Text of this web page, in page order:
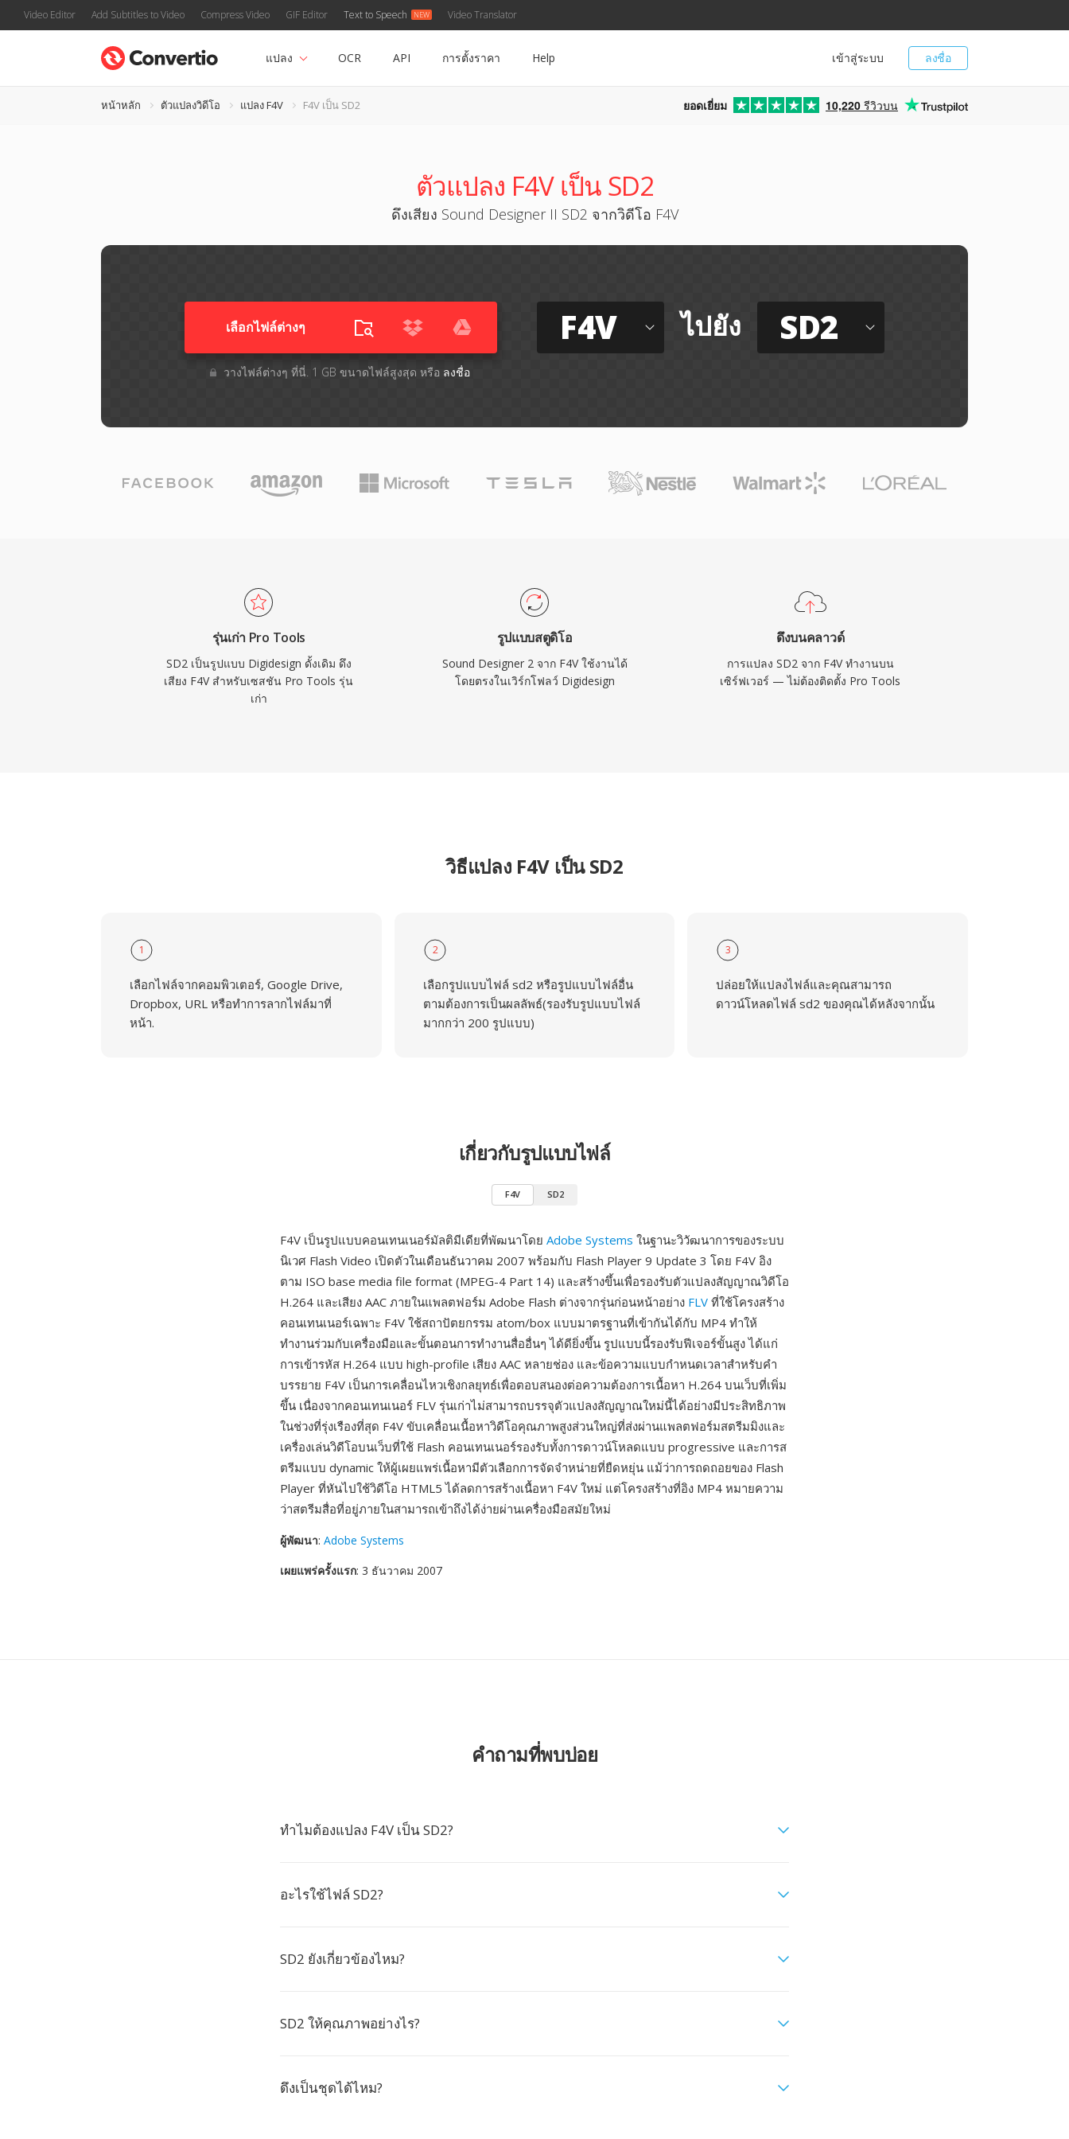
Video Editor Add Subtitles to Video Compress Video GIF Editor Text to Speech Video Translator
ลงชื่อ
เข้าสู่ระบบ
แปลง OCR API การตั้งราคา Help
หน้าหลัก ตัวแปลงวิดีโอ แปลง F4V F4V เป็น SD2 ยอดเยี่ยม 10,220 รีวิวบน
ตัวแปลง F4V เป็น SD2
ดึงเสียง Sound Designer II SD2 จากวิดีโอ F4V
เลือกไฟล์ต่างๆ​
วางไฟล์ต่างๆ​ ที่นี่. 1 GB ขนาดไฟล์สูงสุด หรือ ลงชื่อ
F4V ไปยัง SD2
รุ่นเก่า Pro Tools
SD2 เป็นรูปแบบ Digidesign ดั้งเดิม ดึง
เสียง F4V สำหรับเซสชัน Pro Tools รุ่น
เก่า
รูปแบบสตูดิโอ
Sound Designer 2 จาก F4V ใช้งานได้
โดยตรงในเวิร์กโฟลว์ Digidesign
ดึงบนคลาวด์
การแปลง SD2 จาก F4V ทำงานบน
เซิร์ฟเวอร์ — ไม่ต้องติดตั้ง Pro Tools
วิธีแปลง F4V เป็น SD2
1
เลือกไฟล์จากคอมพิวเตอร์, Google Drive,
Dropbox, URL หรือทำการลากไฟล์มาที่
หน้า.
2
เลือกรูปแบบไฟล์ sd2 หรือรูปแบบไฟล์อื่น
ตามต้องการเป็นผลลัพธ์(รองรับรูปแบบไฟล์
มากกว่า 200 รูปแบบ)
3
ปล่อยให้แปลงไฟล์และคุณสามารถ
ดาวน์โหลดไฟล์ sd2 ของคุณได้หลังจากนั้น
เกี่ยวกับรูปแบบไฟล์
F4V SD2
F4V เป็นรูปแบบคอนเทนเนอร์มัลติมีเดียที่พัฒนาโดย Adobe Systems ในฐานะวิวัฒนาการของระบบ
นิเวศ Flash Video เปิดตัวในเดือนธันวาคม 2007 พร้อมกับ Flash Player 9 Update 3 โดย F4V อิง
ตาม ISO base media file format (MPEG-4 Part 14) และสร้างขึ้นเพื่อรองรับตัวแปลงสัญญาณวิดีโอ
H.264 และเสียง AAC ภายในแพลตฟอร์ม Adobe Flash ต่างจากรุ่นก่อนหน้าอย่าง FLV ที่ใช้โครงสร้าง
คอนเทนเนอร์เฉพาะ F4V ใช้สถาปัตยกรรม atom/box แบบมาตรฐานที่เข้ากันได้กับ MP4 ทำให้
ทำงานร่วมกับเครื่องมือและขั้นตอนการทำงานสื่ออื่นๆ ได้ดียิ่งขึ้น รูปแบบนี้รองรับฟีเจอร์ขั้นสูง ได้แก่
การเข้ารหัส H.264 แบบ high-profile เสียง AAC หลายช่อง และข้อความแบบกำหนดเวลาสำหรับคำ
บรรยาย F4V เป็นการเคลื่อนไหวเชิงกลยุทธ์เพื่อตอบสนองต่อความต้องการเนื้อหา H.264 บนเว็บที่เพิ่ม
ขึ้น เนื่องจากคอนเทนเนอร์ FLV รุ่นเก่าไม่สามารถบรรจุตัวแปลงสัญญาณใหม่นี้ได้อย่างมีประสิทธิภาพ
ในช่วงที่รุ่งเรืองที่สุด F4V ขับเคลื่อนเนื้อหาวิดีโอคุณภาพสูงส่วนใหญ่ที่ส่งผ่านแพลตฟอร์มสตรีมมิงและ
เครื่องเล่นวิดีโอบนเว็บที่ใช้ Flash คอนเทนเนอร์รองรับทั้งการดาวน์โหลดแบบ progressive และการส
ตรีมแบบ dynamic ให้ผู้เผยแพร่เนื้อหามีตัวเลือกการจัดจำหน่ายที่ยืดหยุ่น แม้ว่าการถดถอยของ Flash
Player ที่หันไปใช้วิดีโอ HTML5 ได้ลดการสร้างเนื้อหา F4V ใหม่ แต่โครงสร้างที่อิง MP4 หมายความ
ว่าสตรีมสื่อที่อยู่ภายในสามารถเข้าถึงได้ง่ายผ่านเครื่องมือสมัยใหม่
ผู้พัฒนา: Adobe Systems
เผยแพร่ครั้งแรก: 3 ธันวาคม 2007
คำถามที่พบบ่อย
ทำไมต้องแปลง F4V เป็น SD2?
อะไรใช้ไฟล์ SD2?
SD2 ยังเกี่ยวข้องไหม?
SD2 ให้คุณภาพอย่างไร?
ดึงเป็นชุดได้ไหม?